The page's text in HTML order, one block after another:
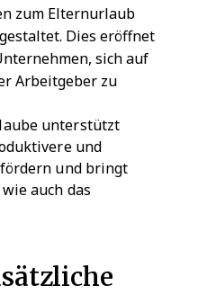
zum Elternurlaub
Dies eröffnet
sich auf
Arbeitgeber zu
unterstützt
und
und bringt
auch das